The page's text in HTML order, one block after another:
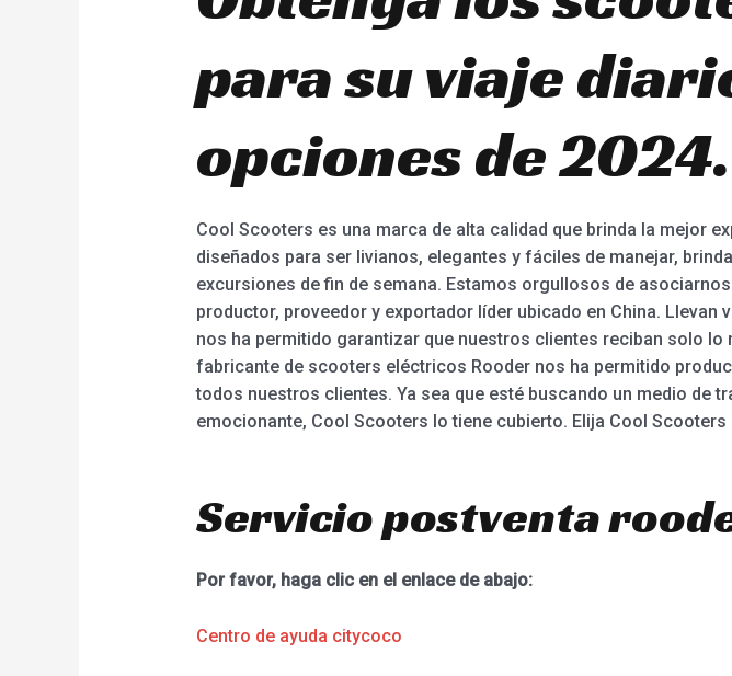
para su viaje
opciones de 2024.
Cool Scooters es una marca de alta calidad que brinda la mejor
diseñados para ser livianos, elegantes y fáciles de manejar,
excursiones de fin de semana. Estamos orgullosos de
productor, proveedor y exportador líder ubicado en China.
nos ha permitido garantizar que nuestros clientes reciban solo
fabricante de scooters eléctricos Rooder nos ha permitido
todos nuestros clientes. Ya sea que esté buscando un medio de
emocionante, Cool Scooters lo tiene cubierto. Elija Cool
Servicio postventa
Por favor, haga clic en el enlace de abajo:
Centro de ayuda citycoco